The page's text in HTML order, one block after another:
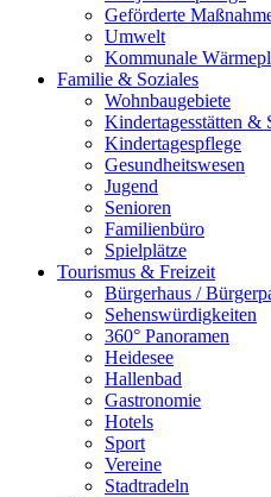
Geförderte
Umwelt
Kommunale
Familie & Soziales
Wohnbaugebiete
Kindertagesstätten &
Kindertagespflege
Gesundheitswesen
Jugend
Senioren
Familienbüro
Spielplätze
Tourismus & Freizeit
Bürgerhaus /
Sehenswürdigkeiten
360° Panoramen
Heidesee
Hallenbad
Gastronomie
Hotels
Sport
Vereine
Stadtradeln